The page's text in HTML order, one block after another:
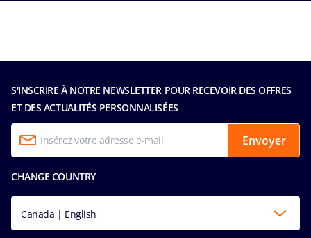
S'INSCRIRE À NOTRE NEWSLETTER POUR RECEVOIR DES OFFRES
ET DES ACTUALITÉS PERSONNALISÉES
Envoyer
CHANGE COUNTRY
Canada | English